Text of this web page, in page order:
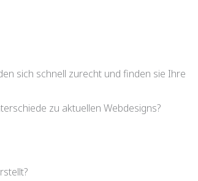
sich schnell zurecht und finden sie Ihre
zu aktuellen Webdesigns?